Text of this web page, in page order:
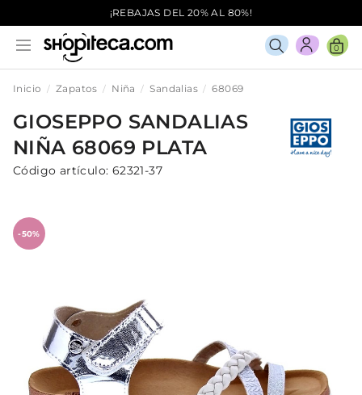
¡REBAJAS DEL 20% AL 80%!
0
Inicio Zapatos Niña Sandalias 68069
GIOSEPPO SANDALIAS
NIÑA 68069 PLATA
Código artículo: 62321-37
-50%